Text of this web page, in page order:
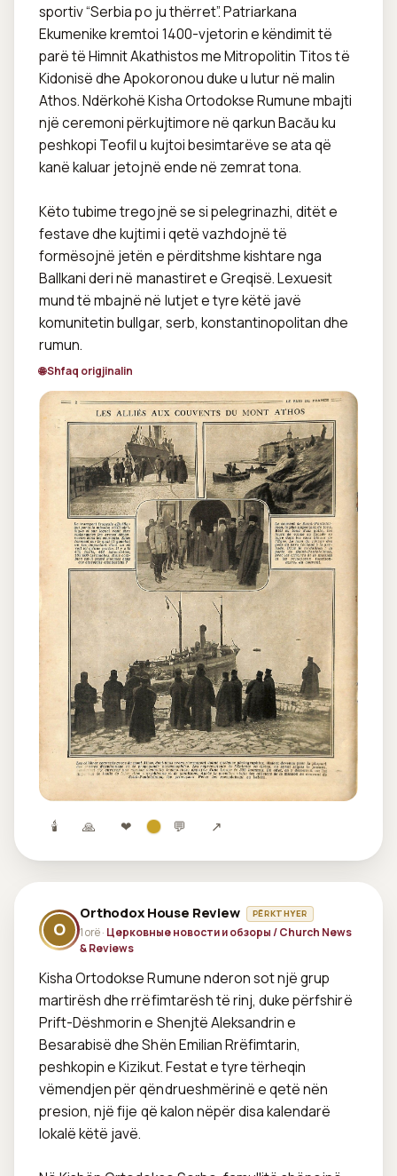
sportiv “Serbia po ju thërret”. Patriarkana
Ekumenike kremtoi 1400-vjetorin e këndimit të
parë të Himnit Akathistos me Mitropolitin Titos të
Kidonisë dhe Apokoronou duke u lutur në malin
Athos. Ndërkohë Kisha Ortodokse Rumune mbajti
një ceremoni përkujtimore në qarkun Bacău ku
peshkopi Teofil u kujtoi besimtarëve se ata që
kanë kaluar jetojnë ende në zemrat tona.
Këto tubime tregojnë se si pelegrinazhi, ditët e
festave dhe kujtimi i qetë vazhdojnë të
formësojnë jetën e përditshme kishtare nga
Ballkani deri në manastiret e Greqisë. Lexuesit
mund të mbajnë në lutjet e tyre këtë javë
komunitetin bullgar, serb, konstantinopolitan dhe
rumun.
🌐 Shfaq origjinalin
🕯 🙏 ❤ 💬 ↗
O
Orthodox House Review PËRKTHYER
1 orë · Церковные новости и обзоры / Church News
& Reviews
Kisha Ortodokse Rumune nderon sot një grup
martirësh dhe rrëfimtarësh të rinj, duke përfshirë
Prift-Dëshmorin e Shenjtë Aleksandrin e
Besarabisë dhe Shën Emilian Rrëfimtarin,
peshkopin e Kizikut. Festat e tyre tërheqin
vëmendjen për qëndrueshmërinë e qetë nën
presion, një fije që kalon nëpër disa kalendarë
lokalë këtë javë.